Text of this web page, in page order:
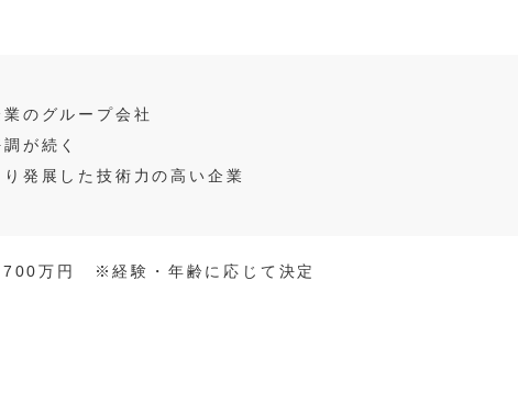
のグループ会社
が続く
り発展した技術力の高い企業
700万円 ※経験・年齢に応じて決定